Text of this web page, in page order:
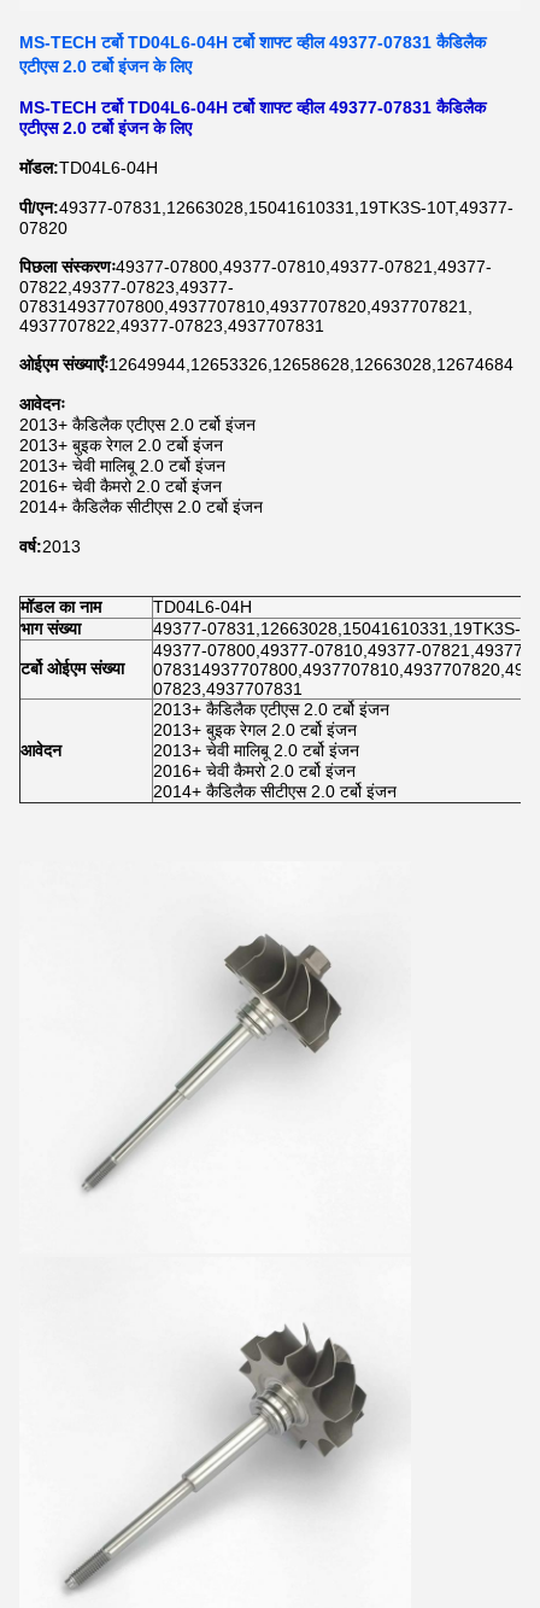
MS-TECH टर्बो TD04L6-04H टर्बो शाफ्ट व्हील 49377-07831 कैडिलैक
एटीएस 2.0 टर्बो इंजन के लिए
MS-TECH टर्बो TD04L6-04H टर्बो शाफ्ट व्हील 49377-07831 कैडिलैक
एटीएस 2.0 टर्बो इंजन के लिए
मॉडल:TD04L6-04H
पी/एन:49377-07831,12663028,15041610331,19TK3S-10T,49377-
07820
पिछला संस्करणः49377-07800,49377-07810,49377-07821,49377-
07822,49377-07823,49377-
078314937707800,4937707810,4937707820,4937707821,
4937707822,49377-07823,4937707831
ओईएम संख्याएँः12649944,12653326,12658628,12663028,12674684
आवेदनः
2013+ कैडिलैक एटीएस 2.0 टर्बो इंजन
2013+ बुइक रेगल 2.0 टर्बो इंजन
2013+ चेवी मालिबू 2.0 टर्बो इंजन
2016+ चेवी कैमरो 2.0 टर्बो इंजन
2014+ कैडिलैक सीटीएस 2.0 टर्बो इंजन
वर्ष:2013
मॉडल का नाम
TD04L6-04H
भाग संख्या
49377-07831,12663028,15041610331,19TK3S-
टर्बो ओईएम संख्या
49377-07800,49377-07810,49377-07821,49377-
07823,4937707831
आवेदन
2013+ कैडिलैक एटीएस 2.0 टर्बो इंजन
2013+ बुइक रेगल 2.0 टर्बो इंजन
2013+ चेवी मालिबू 2.0 टर्बो इंजन
2016+ चेवी कैमरो 2.0 टर्बो इंजन
2014+ कैडिलैक सीटीएस 2.0 टर्बो इंजन